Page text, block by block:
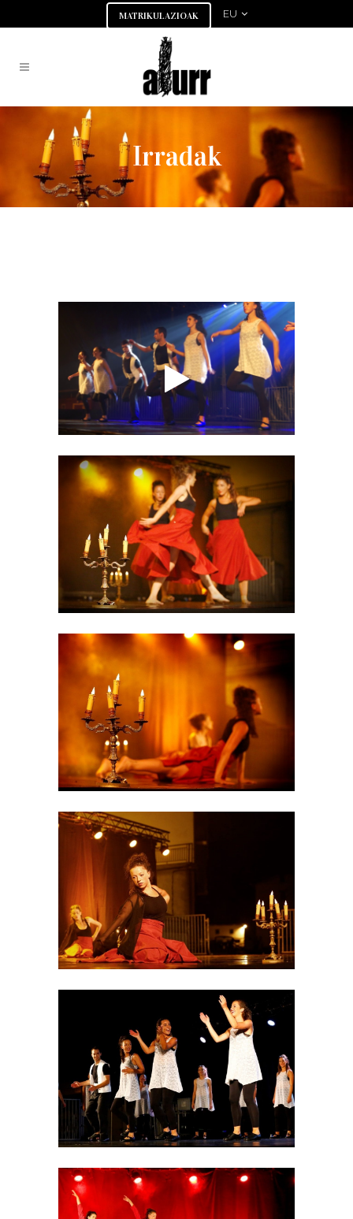
MATRIKULAZIOAK EU
Irradak